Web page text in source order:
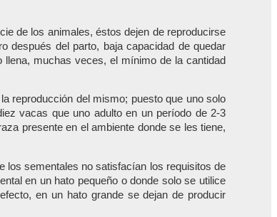
de los animales, éstos dejen de reproducirse
después del parto, baja capacidad de quedar
muchas veces, el mínimo de la cantidad
reproducción del mismo; puesto que uno solo
vacas que uno adulto en un período de 2-3
presente en el ambiente donde se les tiene,
los sementales no satisfacían los requisitos de
en un hato pequeño o donde solo se utilice
en un hato grande se dejan de producir